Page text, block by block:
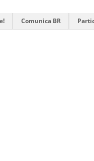
Comunica BR